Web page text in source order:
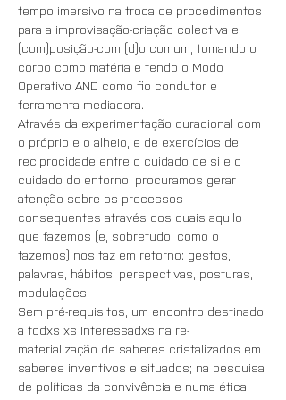
tempo imersivo na troca de procedimentos
para a improvisação-criação colectiva e
(com)posição-com (d)o comum, tomando o
corpo como matéria e tendo o Modo
Operativo AND como fio condutor e
ferramenta mediadora.
Através da experimentação duracional com
o próprio e o alheio, e de exercícios de
reciprocidade entre o cuidado de si e o
cuidado do entorno, procuramos gerar
atenção sobre os processos
consequentes através dos quais aquilo
que fazemos (e, sobretudo, como o
fazemos) nos faz em retorno: gestos,
palavras, hábitos, perspectivas, posturas,
modulações.
Sem pré-requisitos, um encontro destinado
a todxs xs interessadxs na re-
materialização de saberes cristalizados em
saberes inventivos e situados; na pesquisa
de políticas da convivência e numa ética